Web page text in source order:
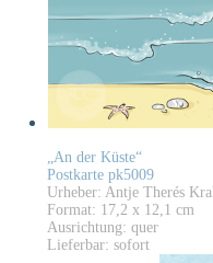
„An der Küste“
Postkarte pk5009
Urheber: Antje Therés Kral
Format: 17,2 x 12,1 cm
Ausrichtung: quer
Lieferbar: sofort